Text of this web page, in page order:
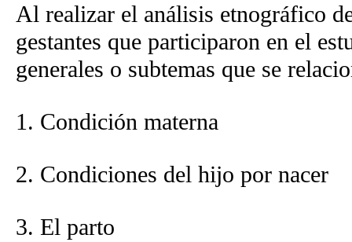
Al realizar el análisis etnográfico
gestantes que participaron en el
generales o subtemas que se
1. Condición materna
2. Condiciones del hijo por nacer
3. El parto